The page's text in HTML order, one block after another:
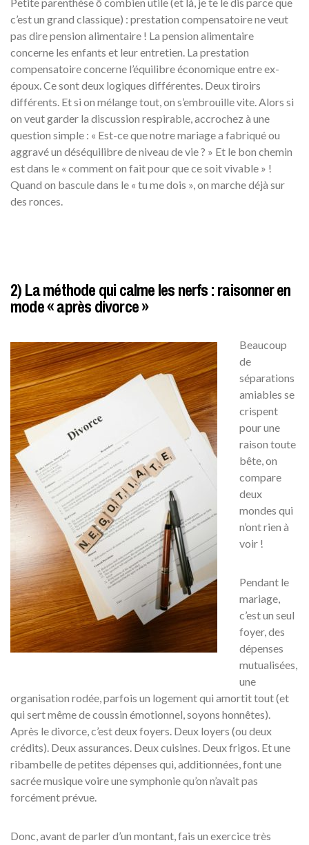
c’est un grand classique) : prestation compensatoire ne veut
pas dire pension alimentaire ! La pension alimentaire
concerne les enfants et leur entretien. La prestation
compensatoire concerne l’équilibre économique entre ex-
époux. Ce sont deux logiques différentes. Deux tiroirs
différents. Et si on mélange tout, on s’embrouille vite. Alors si
on veut garder la discussion respirable, accrochez à une
question simple : « Est-ce que notre mariage a fabriqué ou
aggravé un déséquilibre de niveau de vie ? » Et le bon chemin
est dans le « comment on fait pour que ce soit vivable » !
Quand on bascule dans le « tu me dois », on marche déjà sur
des ronces.
2) La méthode qui calme les nerfs : raisonner en
mode « après divorce »
Beaucoup
de
séparations
amiables se
crispent
pour une
raison toute
bête, on
compare
deux
mondes qui
n’ont rien à
voir !
Pendant le
mariage,
c’est un seul
foyer, des
dépenses
mutualisées,
une
organisation rodée, parfois un logement qui amortit tout (et
qui sert même de coussin émotionnel, soyons honnêtes).
Après le divorce, c’est deux foyers. Deux loyers (ou deux
crédits). Deux assurances. Deux cuisines. Deux frigos. Et une
ribambelle de petites dépenses qui, additionnées, font une
sacrée musique voire une symphonie qu’on n’avait pas
forcément prévue.
Donc, avant de parler d’un montant, fais un exercice très